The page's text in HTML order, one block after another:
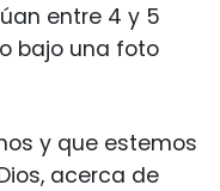
entre 4 y 5
bajo una foto
y que estemos
acerca de